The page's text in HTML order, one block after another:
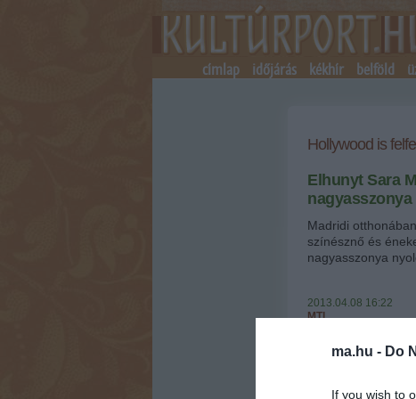
ma.hu - Do
If you wish to
címlap időjárás kékhír belföld
Hollywood is
Elhunyt Sara
nagyasszonya
Madridi
színésznő és
nagyasszonya
2013.04.08 16:22
MTI
La Manchában
volt.
La violetera és